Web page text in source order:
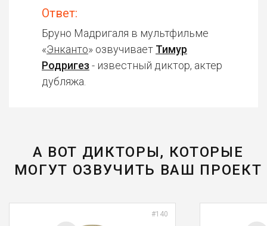
Ответ:
Бруно Мадригаля в мультфильме
«Энканто» озвучивает Тимур
Родригез - известный диктор, актер
дубляжа.
А ВОТ ДИКТОРЫ, КОТОРЫЕ
МОГУТ ОЗВУЧИТЬ ВАШ ПРОЕКТ
#140